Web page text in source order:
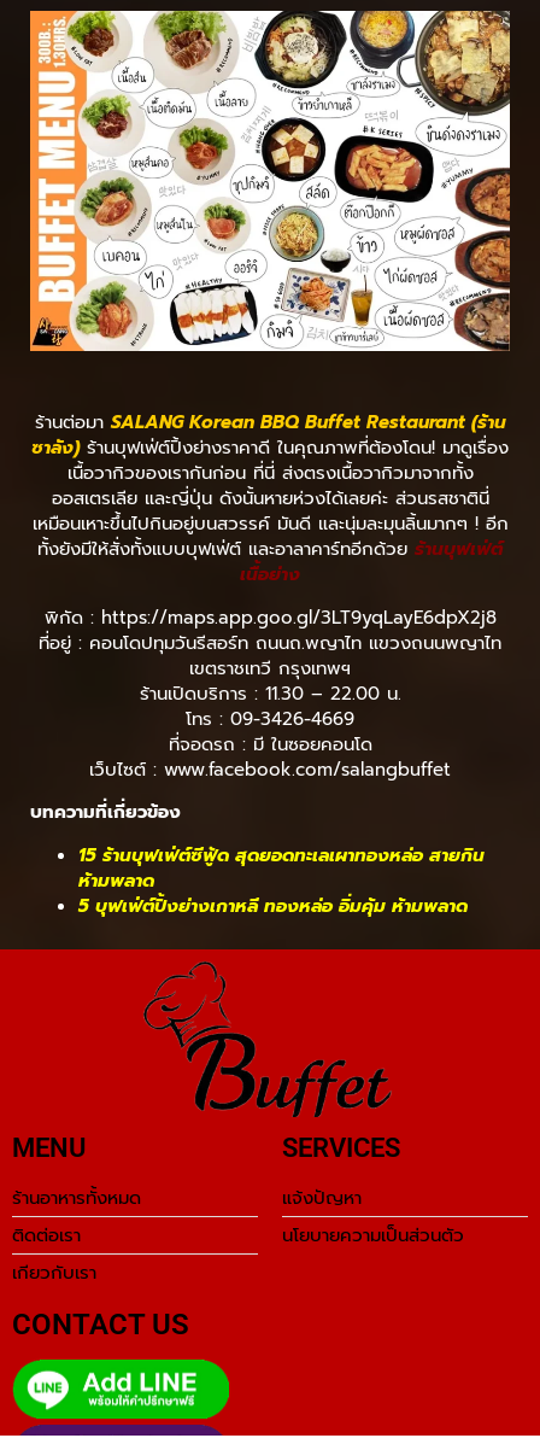
ร้านต่อมา SALANG Korean BBQ Buffet Restaurant (ร้าน
ซาลัง)ร้านบุฟเฟ่ต์ปิ้งย่างราคาดี ในคุณภาพที่ต้องโดน! มาดูเรื่อง
เนื้อวากิวของเรากันก่อน ที่นี่ ส่งตรงเนื้อวากิวมาจากทั้ง
ออสเตรเลีย และญี่ปุ่น ดังนั้นหายห่วงได้เลยค่ะ ส่วนรสชาตินี่
เหมือนเหาะขึ้นไปกินอยู่บนสวรรค์ มันดี และนุ่มละมุนลิ้นมากๆ ! อีก
ทั้งยังมีให้สั่งทั้งแบบบุฟเฟ่ต์ และอาลาคาร์ทอีกด้วย ร้านบุฟเฟ่ต์
เนื้อย่าง
พิกัด : https://maps.app.goo.gl/3LT9yqLayE6dpX2j8
ที่อยู่ : คอนโดปทุมวันรีสอร์ท ถนนถ.พญาไท แขวงถนนพญาไท
เขตราชเทวี กรุงเทพฯ
ร้านเปิดบริการ : 11.30 – 22.00 น.
โทร : 09-3426-4669
ที่จอดรถ : มี ในซอยคอนโด
เว็บไซต์ : www.facebook.com/salangbuffet
บทความที่เกี่ยวข้อง
15 ร้านบุฟเฟ่ต์ซีฟู้ด สุดยอดทะเลเผาทองหล่อ สายกิน
ห้ามพลาด
5 บุฟเฟ่ต์ปิ้งย่างเกาหลี ทองหล่อ อิ่มคุ้ม ห้ามพลาด
MENU
ร้านอาหารทั้งหมด
ติดต่อเรา
เกียวกับเรา
SERVICES
แจ้งปัญหา
นโยบายความเป็นส่วนตัว
CONTACT US